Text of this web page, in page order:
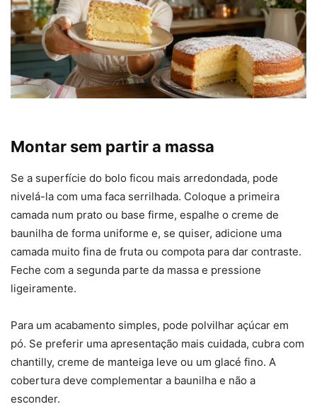
Montar sem partir a massa
Se a superfície do bolo ficou mais arredondada, pode
nivelá-la com uma faca serrilhada. Coloque a primeira
camada num prato ou base firme, espalhe o creme de
baunilha de forma uniforme e, se quiser, adicione uma
camada muito fina de fruta ou compota para dar contraste.
Feche com a segunda parte da massa e pressione
ligeiramente.
Para um acabamento simples, pode polvilhar açúcar em
pó. Se preferir uma apresentação mais cuidada, cubra com
chantilly, creme de manteiga leve ou um glacé fino. A
cobertura deve complementar a baunilha e não a
esconder.